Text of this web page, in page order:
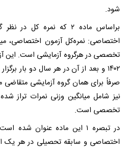
شود.
براساس ماده ۲ که نمره
اختصاصی: نمره‌کل آزمون اختصاصی،
تخصصی در هرگروه آزمایشی است. این
۱۴۰۲ و بعد از آن در هر سال دو بار
صرفاً برای همان گروه آزمایشی
نیز شامل میانگین وزنی نمرات تراز
تخصصی است.
در تبصره ۱ این ماده عنوان
اختصاصی و سابقه تحصیلی در هر یک